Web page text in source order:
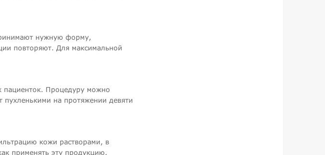
нужную форму,
повторяют. Для максимальной
пациенток. Процедуру можно
пухленькими на протяжении девяти
кожи растворами, в
применять эту продукцию,